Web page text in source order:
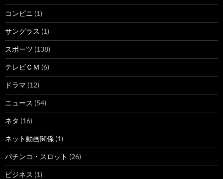
コンビニ (1)
サングラス (1)
スポーツ (138)
テレビＣＭ (6)
ドラマ (12)
ニュース (54)
ネタ (16)
ネット動画関係 (1)
パチンコ・スロット (26)
ビジネス (1)